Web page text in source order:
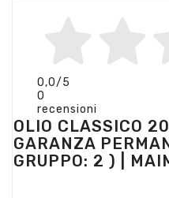
0,0/5
0
recensioni
OLIO CLASSICO
GARANZA
GRUPPO: 2 ) |